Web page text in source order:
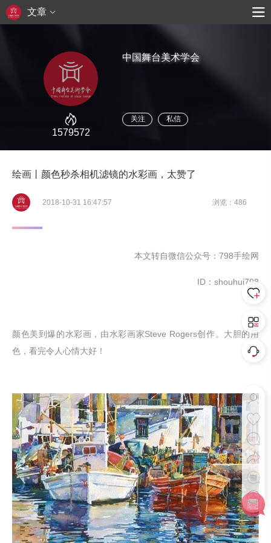
文章
1579572
中国舞台美术学会
关注 私信
绘画丨颜色秒杀相机滤镜的水彩画，太赞了
2018-10-31 16:47:57 浏览：486
本文转自微信公众号：798手绘网
ID：shouhui798
颜色美到爆的水彩画，由水彩画家Steve Rogers创作。大胆的用
色，看完令人心情大好！